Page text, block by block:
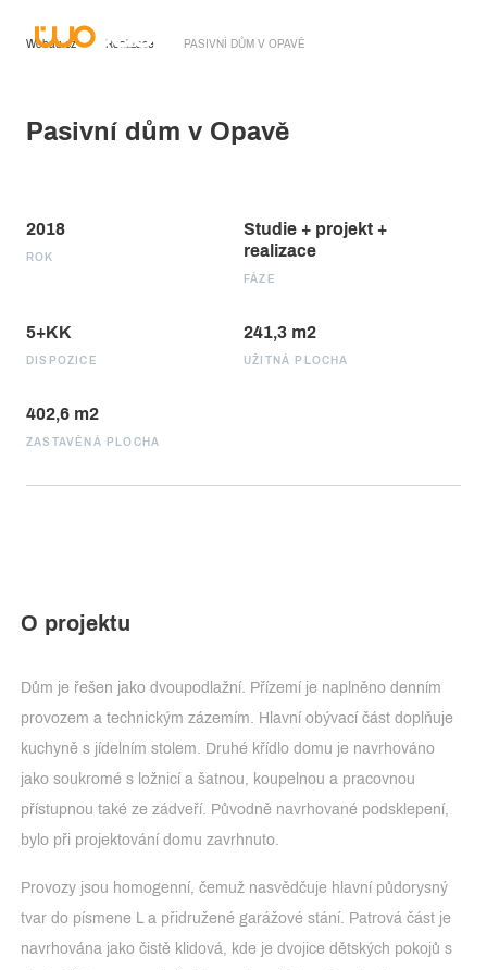
Wobau.cz Realizace PASIVNÍ DŮM V OPAVĚ
Pasivní dům v Opavě
2018
ROK
Studie + projekt +
realizace
FÁZE
5+KK
DISPOZICE
241,3 m2
UŽITNÁ PLOCHA
402,6 m2
ZASTAVĚNÁ PLOCHA
O projektu
Dům je řešen jako dvoupodlažní. Přízemí je naplněno denním
provozem a technickým zázemím. Hlavní obývací část doplňuje
kuchyně s jídelním stolem. Druhé křídlo domu je navrhováno
jako soukromé s ložnicí a šatnou, koupelnou a pracovnou
přístupnou také ze zádveří. Původně navrhované podsklepení,
bylo při projektování domu zavrhnuto.
Provozy jsou homogenní, čemuž nasvědčuje hlavní půdorysný
tvar do písmene L a přidružené garážové stání. Patrová část je
navrhována jako čistě klidová, kde je dvojice dětských pokojů s